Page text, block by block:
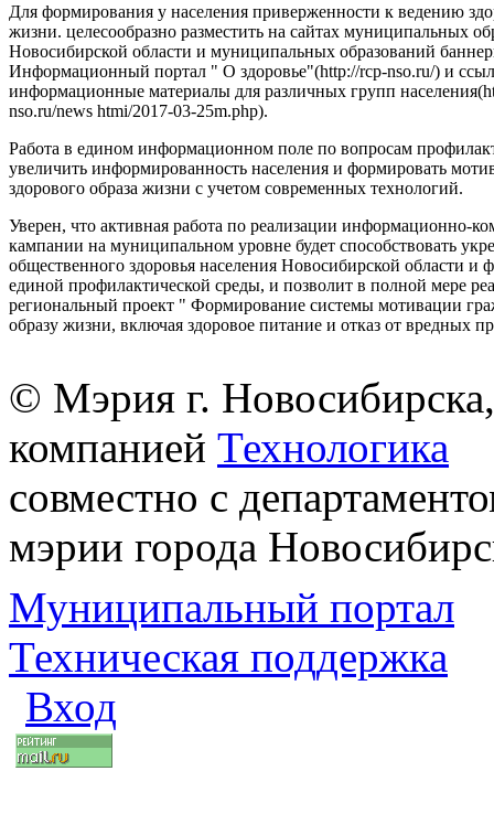
Для формирования у населения приверженности к ведению
жизни. целесообразно разместить на сайтах муниципальных
Новосибирской области и муниципальных образований
Информационный портал " О здоровье"(http://rcp-nso.ru/) и
информационные материалы для различных групп
nso.ru/news htmi/2017-03-25m.php).
Работа в едином информационном поле по вопросам
увеличить информированность населения и формировать
здорового образа жизни с учетом современных технологий.
Уверен, что активная работа по реализации информационно-
кампании на муниципальном уровне будет способствовать
общественного здоровья населения Новосибирской области и
единой профилактической среды, и позволит в полной мере
региональный проект " Формирование системы мотивации
образу жизни, включая здоровое питание и отказ от вредных
© Мэрия г.
компанией Технологика
совместно с
мэрии города
Муниципальный портал
Техническая поддержка
Вход